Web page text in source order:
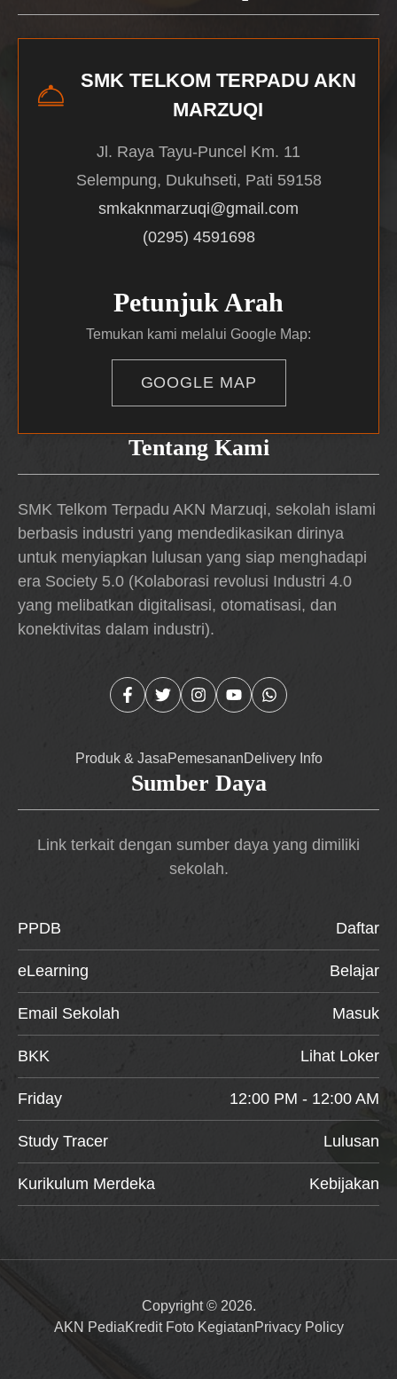
Tentang Kami
SMK Telkom Terpadu AKN Marzuqi, sekolah islami
berbasis industri yang mendedikasikan dirinya
untuk menyiapkan lulusan yang siap menghadapi
era Society 5.0 (Kolaborasi revolusi Industri 4.0
yang melibatkan digitalisasi, otomatisasi, dan
konektivitas dalam industri).
Produk & JasaPemesananDelivery Info
SMK TELKOM TERPADU AKN
MARZUQI
Jl. Raya Tayu-Puncel Km. 11
Selempung, Dukuhseti, Pati 59158
smkaknmarzuqi@gmail.com
(0295) 4591698
Petunjuk Arah
Temukan kami melalui Google Map:
GOOGLE MAP
Sumber Daya
Link terkait dengan sumber daya yang dimiliki
sekolah.
PPDB Daftar
eLearning Belajar
Email Sekolah Masuk
BKK Lihat Loker
Friday 12:00 PM - 12:00 AM
Study Tracer Lulusan
Kurikulum Merdeka Kebijakan
Copyright © 2026.
AKN PediaKredit Foto KegiatanPrivacy Policy